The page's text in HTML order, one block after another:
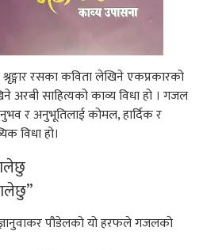
रसका कविता लेखिने एकप्रकारको
अरबी साहित्यको काव्य विधा हो । गजल
र अनुभूतिलाई कोमल, हार्दिक र
विधा हो।
पौडेलको यो हरफले गजलको